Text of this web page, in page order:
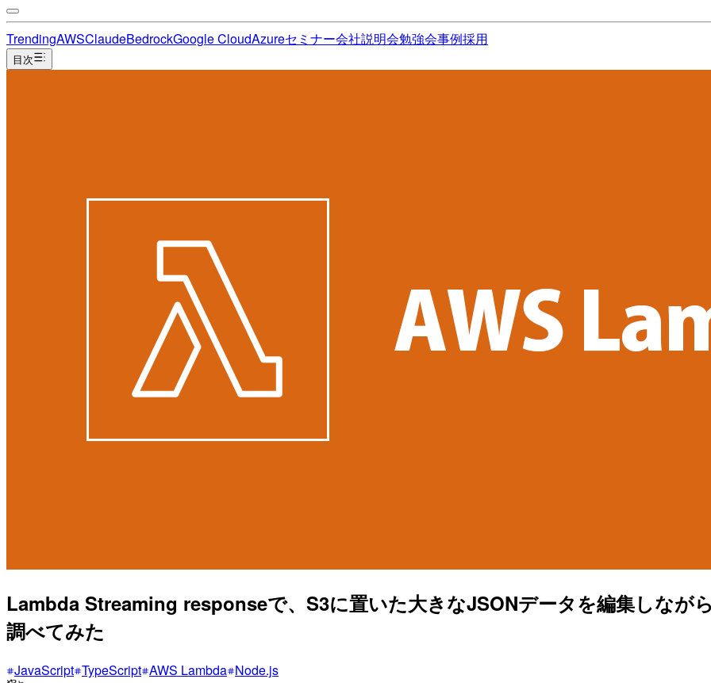
TrendingAWSClaudeBedrockGoogle CloudAzureセミナー会社説明会勉強会事例採用
目次
Lambda Streaming responseで、S3に置いた大きなJSONデータを編集しなが
調べてみた
JavaScript TypeScript AWS Lambda Node.js